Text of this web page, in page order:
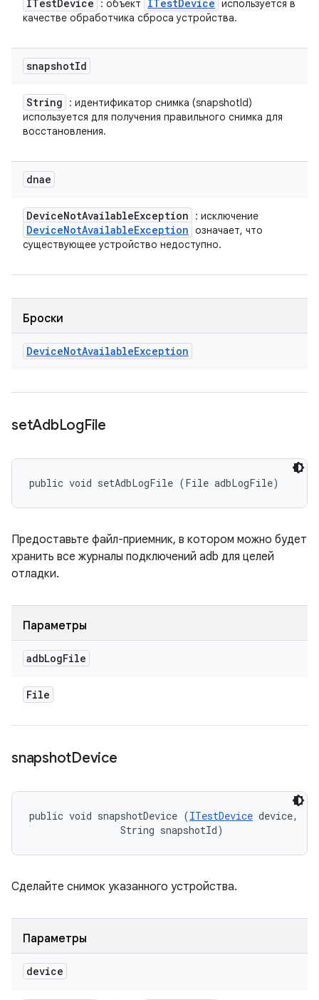
ITestDevice : объект ITestDevice используется в
качестве обработчика сброса устройства.
snapshotId
String
: идентификатор снимка (snapshotId)
используется для получения правильного снимка для
восстановления.
dnae
DeviceNotAvailableException : исключение
DeviceNotAvailableException означает, что
существующее устройство недоступно.
Броски
DeviceNotAvailableException
setAdbLogFile
public void setAdbLogFile (File adbLogFile)
Предоставьте файл-приемник, в котором можно будет
хранить все журналы подключений adb для целей
отладки.
Параметры
adbLogFile
File
snapshotDevice
public void snapshotDevice (ITestDevice device,
                String snapshotId)
Сделайте снимок указанного устройства.
Параметры
device